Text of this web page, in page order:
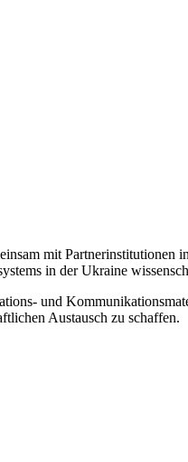
mit Partnerinstitutionen
in der Ukraine
und
Austausch zu schaffen.